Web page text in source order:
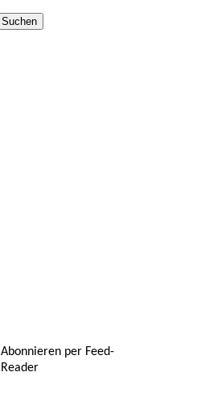
Abonnieren per Feed-
Reader